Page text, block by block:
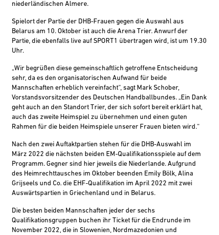
niederländischen Almere.
Spielort der Partie der DHB-Frauen gegen die Auswahl aus
Belarus am 10. Oktober ist auch die Arena Trier. Anwurf der
Partie, die ebenfalls live auf SPORT1 übertragen wird, ist um 19.30
Uhr.
„Wir begrüßen diese gemeinschaftlich getroffene Entscheidung
sehr, da es den organisatorischen Aufwand für beide
Mannschaften erheblich vereinfacht“, sagt Mark Schober,
Vorstandsvorsitzender des Deutschen Handballbundes. „Ein Dank
geht auch an den Standort Trier, der sich sofort bereit erklärt hat,
auch das zweite Heimspiel zu übernehmen und einen guten
Rahmen für die beiden Heimspiele unserer Frauen bieten wird.“
Nach den zwei Auftaktpartien stehen für die DHB-Auswahl im
März 2022 die nächsten beiden EM-Qualifikationsspiele auf dem
Programm. Gegner sind hier jeweils die Niederlande. Aufgrund
des Heimrechttausches im Oktober beenden Emily Bölk, Alina
Grijseels und Co. die EHF-Qualifikation im April 2022 mit zwei
Auswärtspartien in Griechenland und in Belarus.
Die besten beiden Mannschaften jeder der sechs
Qualifikationsgruppen buchen ihr Ticket für die Endrunde im
November 2022, die in Slowenien, Nordmazedonien und